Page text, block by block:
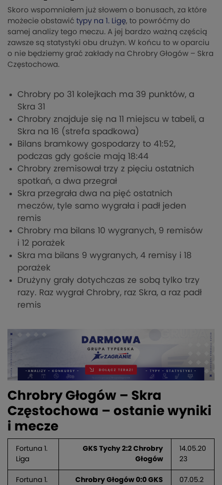
Skoro wspomniałem już słowem o bonusach, za które
możecie obstawić typy na 1. Ligę, to powróćmy do
samej analizy tego meczu. A jej bardzo ważną częścią
zawsze są statystyki obu drużyn. W końcu to w oparciu
o nie będziemy grać zakłady na Chrobry Głogów – Skra
Częstochowa.
Chrobry po 31 kolejkach ma 39 punktów, a
Skra 31
Chrobry znajduje się na 11 miejscu w tabeli, a
Skra na 16 (strefa spadkowa)
Bilans bramkowy gospodarzy to 41:52,
podczas gdy goście mają 18:44
Chrobry zremisował trzy z pięciu ostatnich
spotkań, a dwa przegrał
Skra przegrała dwa na pięć ostatnich
meczów, tyle samo wygrała i padł jeden
remis
Chrobry ma bilans 10 wygranych, 9 remisów
i 12 porażek
Skra ma bilans 9 wygranych, 4 remisy i 18
porażek
Drużyny grały dotychczas ze sobą tylko trzy
razy. Raz wygrał Chrobry, raz Skra, a raz padł
remis
Chrobry Głogów – Skra
Częstochowa – ostanie wyniki
i mecze
Fortuna 1.
Liga
GKS Tychy 2:2 Chrobry
Głogów
14.05.20
23
Fortuna 1.
Chrobry Głogów 0:0 GKS
07.05.2